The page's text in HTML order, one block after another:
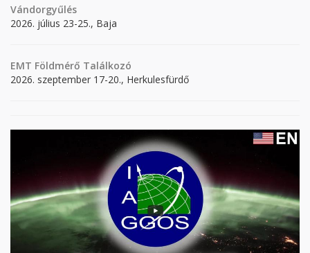
Vándorgyűlés
2026. július 23-25., Baja
EMT Földmérő Találkozó
2026. szeptember 17-20., Herkulesfürdő